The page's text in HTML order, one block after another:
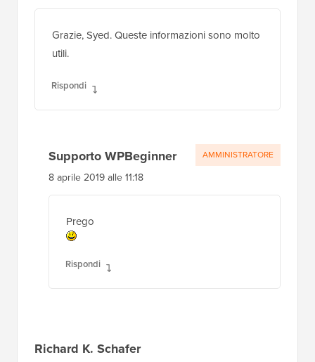
Grazie, Syed. Queste informazioni sono molto
utili.
Rispondi
Supporto WPBeginner
8 aprile 2019 alle 11:18
Prego
Rispondi
AMMINISTRATORE
Richard K. Schafer